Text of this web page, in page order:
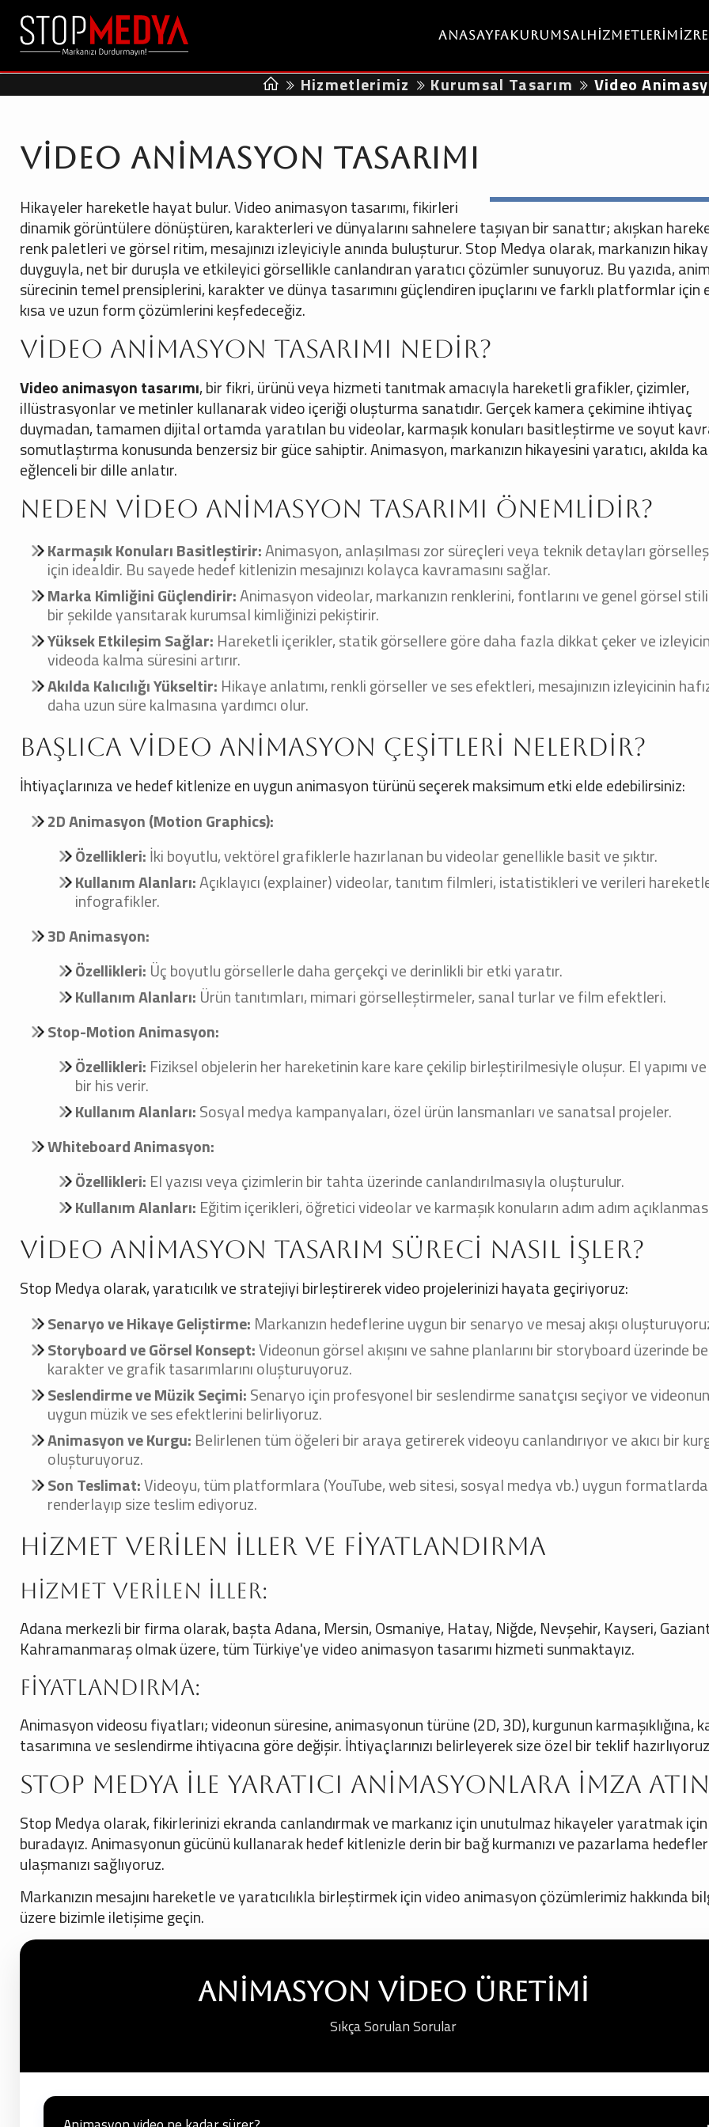
AnasayfaKurumsalHizmetlerimiz
Hizmetlerimiz Kurumsal Tasarım Video
Video Animasyon Tasarımı
Hikayeler hareketle hayat bulur. Video animasyon tasarımı, fikirleri
dinamik görüntülere dönüştüren, karakterleri ve dünyalarını sahnelere taşıyan bir sanattır; akışkan
renk paletleri ve görsel ritim, mesajınızı izleyiciyle anında buluşturur. Stop Medya olarak, markanızın
duyguyla, net bir duruşla ve etkileyici görsellikle canlandıran yaratıcı çözümler sunuyoruz. Bu yazıda,
sürecinin temel prensiplerini, karakter ve dünya tasarımını güçlendiren ipuçlarını ve farklı platformlar
kısa ve uzun form çözümlerini keşfedeceğiz.
Video Animasyon Tasarımı Nedir?
Video animasyon tasarımı, bir fikri, ürünü veya hizmeti tanıtmak amacıyla hareketli grafikler, çizimler,
illüstrasyonlar ve metinler kullanarak video içeriği oluşturma sanatıdır. Gerçek kamera çekimine ihtiyaç
duymadan, tamamen dijital ortamda yaratılan bu videolar, karmaşık konuları basitleştirme ve soyut
somutlaştırma konusunda benzersiz bir güce sahiptir. Animasyon, markanızın hikayesini yaratıcı, akılda
eğlenceli bir dille anlatır.
Neden Video Animasyon Tasarımı Önemlidir?
Karmaşık Konuları Basitleştirir:Animasyon, anlaşılması zor süreçleri veya teknik detayları
için idealdir. Bu sayede hedef kitlenizin mesajınızı kolayca kavramasını sağlar.
Marka Kimliğini Güçlendirir:Animasyon videolar, markanızın renklerini, fontlarını ve genel görsel
bir şekilde yansıtarak kurumsal kimliğinizi pekiştirir.
Yüksek Etkileşim Sağlar: Hareketli içerikler, statik görsellere göre daha fazla dikkat çeker ve
videoda kalma süresini artırır.
Akılda Kalıcılığı Yükseltir: Hikaye anlatımı, renkli görseller ve ses efektleri, mesajınızın izleyicinin
daha uzun süre kalmasına yardımcı olur.
Başlıca Video Animasyon Çeşitleri Nelerdir?
İhtiyaçlarınıza ve hedef kitlenize en uygun animasyon türünü seçerek maksimum etki elde edebilirsiniz:
2D Animasyon (Motion Graphics):
Özellikleri:İki boyutlu, vektörel grafiklerle hazırlanan bu videolar genellikle basit ve şıktır.
Kullanım Alanları:Açıklayıcı (explainer) videolar, tanıtım filmleri, istatistikleri ve verileri
infografikler.
3D Animasyon:
Özellikleri: Üç boyutlu görsellerle daha gerçekçi ve derinlikli bir etki yaratır.
Kullanım Alanları: Ürün tanıtımları, mimari görselleştirmeler, sanal turlar ve film efektleri.
Stop-Motion Animasyon:
Özellikleri: Fiziksel objelerin her hareketinin kare kare çekilip birleştirilmesiyle oluşur. El yapımı
bir his verir.
Kullanım Alanları:Sosyal medya kampanyaları, özel ürün lansmanları ve sanatsal projeler.
Whiteboard Animasyon:
Özellikleri: El yazısı veya çizimlerin bir tahta üzerinde canlandırılmasıyla oluşturulur.
Kullanım Alanları: Eğitim içerikleri, öğretici videolar ve karmaşık konuların adım adım
Video Animasyon Tasarım Süreci Nasıl İşler?
Stop Medya olarak, yaratıcılık ve stratejiyi birleştirerek video projelerinizi hayata geçiriyoruz:
Senaryo ve Hikaye Geliştirme: Markanızın hedeflerine uygun bir senaryo ve mesaj akışı
Storyboard ve Görsel Konsept:Videonun görsel akışını ve sahne planlarını bir storyboard üzerinde
karakter ve grafik tasarımlarını oluşturuyoruz.
Seslendirme ve Müzik Seçimi:Senaryo için profesyonel bir seslendirme sanatçısı seçiyor ve
uygun müzik ve ses efektlerini belirliyoruz.
Animasyon ve Kurgu: Belirlenen tüm öğeleri bir araya getirerek videoyu canlandırıyor ve akıcı bir
oluşturuyoruz.
Son Teslimat:Videoyu, tüm platformlara (YouTube, web sitesi, sosyal medya vb.) uygun formatlarda
renderlayıp size teslim ediyoruz.
Hizmet Verilen İller ve Fiyatlandırma
Hizmet Verilen İller:
Adana merkezli bir firma olarak, başta Adana, Mersin, Osmaniye, Hatay, Niğde, Nevşehir, Kayseri,
Kahramanmaraş olmak üzere, tüm Türkiye'ye video animasyon tasarımı hizmeti sunmaktayız.
Fiyatlandırma:
Animasyon videosu fiyatları; videonun süresine, animasyonun türüne (2D, 3D), kurgunun karmaşıklığına,
tasarımına ve seslendirme ihtiyacına göre değişir. İhtiyaçlarınızı belirleyerek size özel bir teklif
Stop Medya ile Yaratıcı Animasyonlara İmza Atın
Stop Medya olarak, fikirlerinizi ekranda canlandırmak ve markanız için unutulmaz hikayeler yaratmak için
buradayız. Animasyonun gücünü kullanarak hedef kitlenizle derin bir bağ kurmanızı ve pazarlama
ulaşmanızı sağlıyoruz.
Markanızın mesajını hareketle ve yaratıcılıkla birleştirmek için video animasyon çözümlerimiz hakkında
üzere bizimle iletişime geçin.
Animasyon Video Üretimi
Sıkça Sorulan Sorular